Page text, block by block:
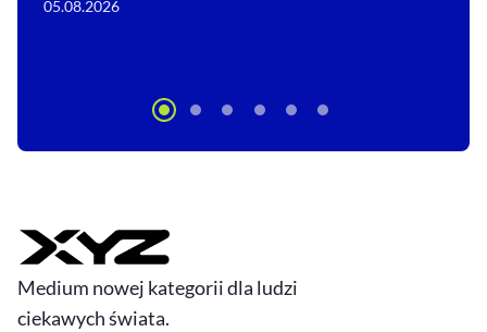
05.08.2026
Medium nowej kategorii dla ludzi
ciekawych świata.